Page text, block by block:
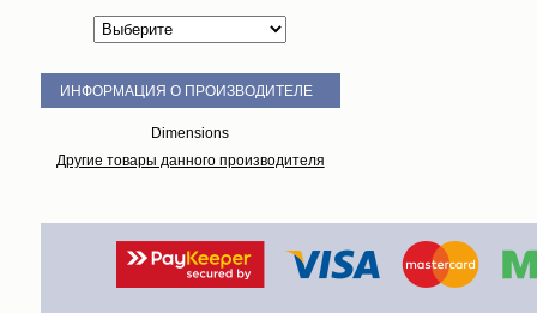
ИНФОРМАЦИЯ О ПРОИЗВОДИТЕЛЕ
Dimensions
Другие товары данного производителя